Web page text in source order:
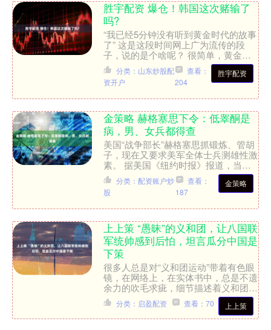
胜宇配资 爆仓！韩国这次赌输了
吗?
“我已经5分钟没有听到黄金时代的故事
了” 这是这段时间网上广为流传的段
子，说的是个啥呢？ 很简单，黄金时
代就是、海力士疯涨的那个时候，很多
人说花了几个月时间赚到....
胜宇配资
分类：山东炒股配
资开户
查看：
204
金策略 赫格塞思下令：低睾酮是
病，男、女兵都得查
美国“战争部长”赫格塞思抓锻炼、管胡
子，现在又要求美军全体士兵测雄性激
素。 据美国《纽约时报》报道，当地
时间7月15日，赫格塞思宣布了一项新
的强制性筛查计划，将....
金策略
分类：配资账户炒
股
查看：
187
上上策 “愚昧”的义和团，让八国联
军统帅感到后怕，坦言瓜分中国是
下策
很多人总是对“义和团运动”带着有色眼
镜，在网络上，在实体书中，总是不遗
余力的吹毛求疵，细节描述着义和团团
员们“愚昧无知”的每一个举动，用放大
镜来观察义和团的迷信....
上上策
分类：启盈配资 查看：70